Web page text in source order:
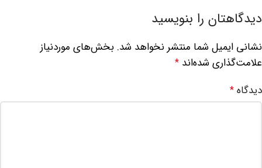
دیدگاهتان را بنویسید
نشانی ایمیل شما منتشر نخواهد شد. بخش‌های موردنیاز
علامت‌گذاری شده‌اند *
دیدگاه *